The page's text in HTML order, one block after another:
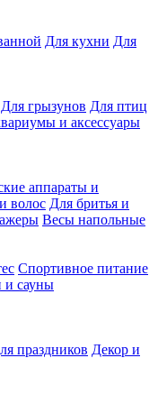
Для кухни Для
Для грызунов Для птиц
и аксессуары
аппараты и
волос Для бритья и
Весы напольные
Спортивное питание
и сауны
праздников Декор и